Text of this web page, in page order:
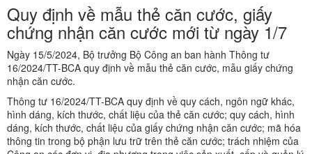
Quy định về mẫu thẻ căn cước, giấy
chứng nhận căn cước mới từ ngày 1/7
Ngày 15/5/2024, Bộ trưởng Bộ Công an ban hành Thông tư
16/2024/TT-BCA quy định về mẫu thẻ căn cước, mẫu giấy chứng
nhận căn cước.
Thông tư 16/2024/TT-BCA quy định về quy cách, ngôn ngữ khác,
hình dáng, kích thước, chất liệu của thẻ căn cước; quy cách, hình
dáng, kích thước, chất liệu của giấy chứng nhận căn cước; mã hóa
thông tin trong bộ phận lưu trữ trên thẻ căn cước; trách nhiệm của